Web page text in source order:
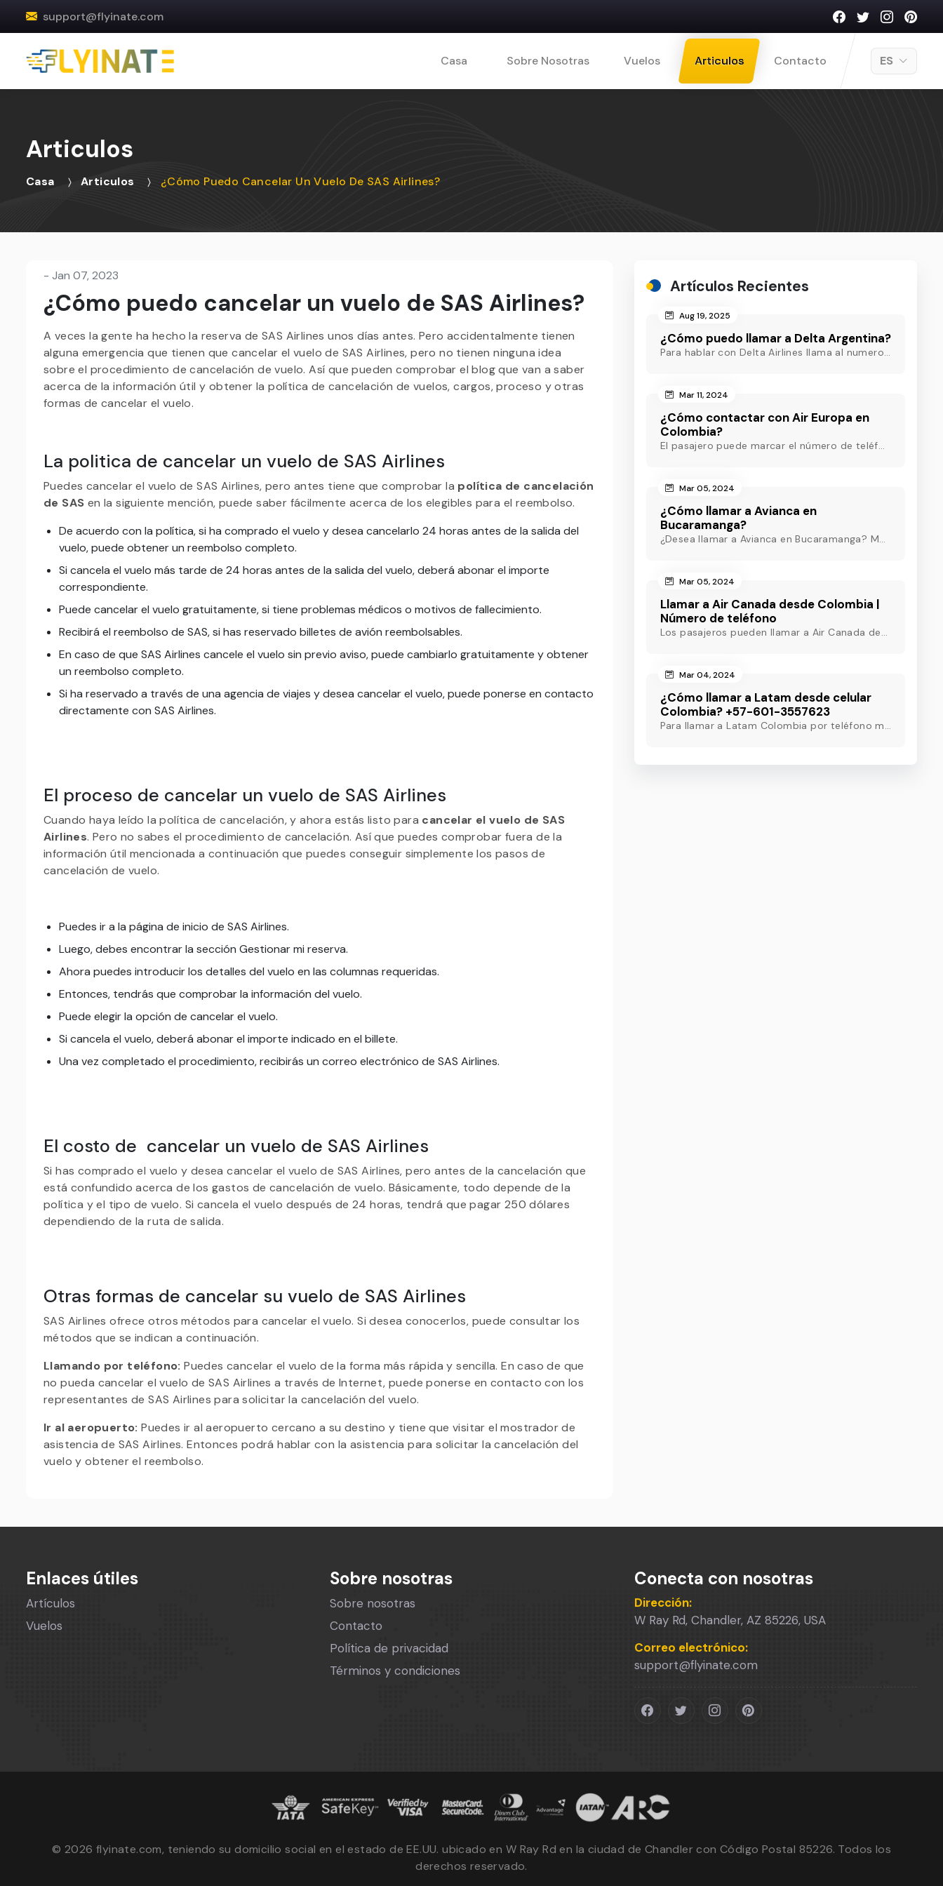
support@flyinate.com
ES
Casa Sobre Nosotras Vuelos Articulos Contacto
Articulos
Casa Articulos ¿Cómo Puedo Cancelar Un Vuelo De SAS Airlines?
- Jan 07, 2023
¿Cómo puedo cancelar un vuelo de SAS Airlines?
A veces la gente ha hecho la reserva de SAS Airlines unos días antes. Pero accidentalmente tienen
alguna emergencia que tienen que cancelar el vuelo de SAS Airlines, pero no tienen ninguna idea
sobre el procedimiento de cancelación de vuelo. Así que pueden comprobar el blog que van a saber
acerca de la información útil y obtener la política de cancelación de vuelos, cargos, proceso y otras
formas de cancelar el vuelo.
La politica de cancelar un vuelo de SAS Airlines
Puedes cancelar el vuelo de SAS Airlines, pero antes tiene que comprobar la política de cancelación
de SAS en la siguiente mención, puede saber fácilmente acerca de los elegibles para el reembolso.
De acuerdo con la política, si ha comprado el vuelo y desea cancelarlo 24 horas antes de la salida del
vuelo, puede obtener un reembolso completo.
Si cancela el vuelo más tarde de 24 horas antes de la salida del vuelo, deberá abonar el importe
correspondiente.
Puede cancelar el vuelo gratuitamente, si tiene problemas médicos o motivos de fallecimiento.
Recibirá el reembolso de SAS, si has reservado billetes de avión reembolsables.
En caso de que SAS Airlines cancele el vuelo sin previo aviso, puede cambiarlo gratuitamente y obtener
un reembolso completo.
Si ha reservado a través de una agencia de viajes y desea cancelar el vuelo, puede ponerse en contacto
directamente con SAS Airlines.
El proceso de cancelar un vuelo de SAS Airlines
Cuando haya leído la política de cancelación, y ahora estás listo para cancelar el vuelo de SAS
Airlines. Pero no sabes el procedimiento de cancelación. Así que puedes comprobar fuera de la
información útil mencionada a continuación que puedes conseguir simplemente los pasos de
cancelación de vuelo.
Puedes ir a la página de inicio de SAS Airlines.
Luego, debes encontrar la sección Gestionar mi reserva.
Ahora puedes introducir los detalles del vuelo en las columnas requeridas.
Entonces, tendrás que comprobar la información del vuelo.
Puede elegir la opción de cancelar el vuelo.
Si cancela el vuelo, deberá abonar el importe indicado en el billete.
Una vez completado el procedimiento, recibirás un correo electrónico de SAS Airlines.
El costo de cancelar un vuelo de SAS Airlines
Si has comprado el vuelo y desea cancelar el vuelo de SAS Airlines, pero antes de la cancelación que
está confundido acerca de los gastos de cancelación de vuelo. Básicamente, todo depende de la
política y el tipo de vuelo. Si cancela el vuelo después de 24 horas, tendrá que pagar 250 dólares
dependiendo de la ruta de salida.
Otras formas de cancelar su vuelo de SAS Airlines
SAS Airlines ofrece otros métodos para cancelar el vuelo. Si desea conocerlos, puede consultar los
métodos que se indican a continuación.
Llamando por teléfono: Puedes cancelar el vuelo de la forma más rápida y sencilla. En caso de que
no pueda cancelar el vuelo de SAS Airlines a través de Internet, puede ponerse en contacto con los
representantes de SAS Airlines para solicitar la cancelación del vuelo.
Ir al aeropuerto: Puedes ir al aeropuerto cercano a su destino y tiene que visitar el mostrador de
asistencia de SAS Airlines. Entonces podrá hablar con la asistencia para solicitar la cancelación del
vuelo y obtener el reembolso.
Artículos Recientes
Aug 19, 2025
¿Cómo puedo llamar a Delta Argentina?
Para hablar con Delta Airlines llama al numero (ARG) o al +54-11-5218-8717(Argentina) o al +54-11-5219-3285 (ARG) o al (ARG) o al +54-11-5218-8717(Argentina)
Mar 11, 2024
¿Cómo contactar con Air Europa en
Colombia?
El pasajero puede marcar el número de teléfono de Air Europa Colombia y hablar con un agente en directo que estará disponible las 24 horas para ayudarle.
Mar 05, 2024
¿Cómo llamar a Avianca en
Bucaramanga?
¿Desea llamar a Avianca en Bucaramanga? Marque el teléfono de Avianca Bucaramanga y obtenga asistencia rápida las 24 horas para eliminar sus inquietudes.
Mar 05, 2024
Llamar a Air Canada desde Colombia |
Número de teléfono
Los pasajeros pueden llamar a Air Canada desde Colombia marcando el número de teléfono de Air Canada Colombia y obtener asistencia útil en pocos minutos.
Mar 04, 2024
¿Cómo llamar a Latam desde celular
Colombia? +57-601-3557623
Para llamar a Latam Colombia por teléfono móvil, marque el número de teléfono de Latam Colombia o utilice otros métodos para obtener asistencia las 24 horas.
Enlaces útiles
Artículos
Vuelos
Sobre nosotras
Sobre nosotras
Contacto
Política de privacidad
Términos y condiciones
Conecta con nosotras
Dirección:
W Ray Rd, Chandler, AZ 85226, USA
Correo electrónico:
support@flyinate.com
© 2026 flyinate.com, teniendo su domicilio social en el estado de EE.UU. ubicado en W Ray Rd en la ciudad de Chandler con Código Postal 85226. Todos los
derechos reservado.